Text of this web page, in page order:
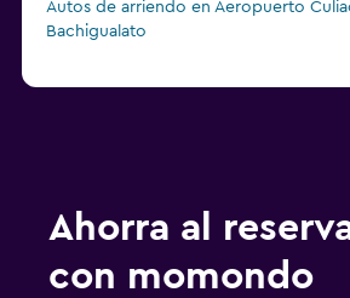
Autos de arriendo en Aeropuerto
Bachigualato
Ahorra al
con momondo